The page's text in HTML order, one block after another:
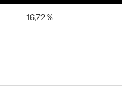
16,72 %